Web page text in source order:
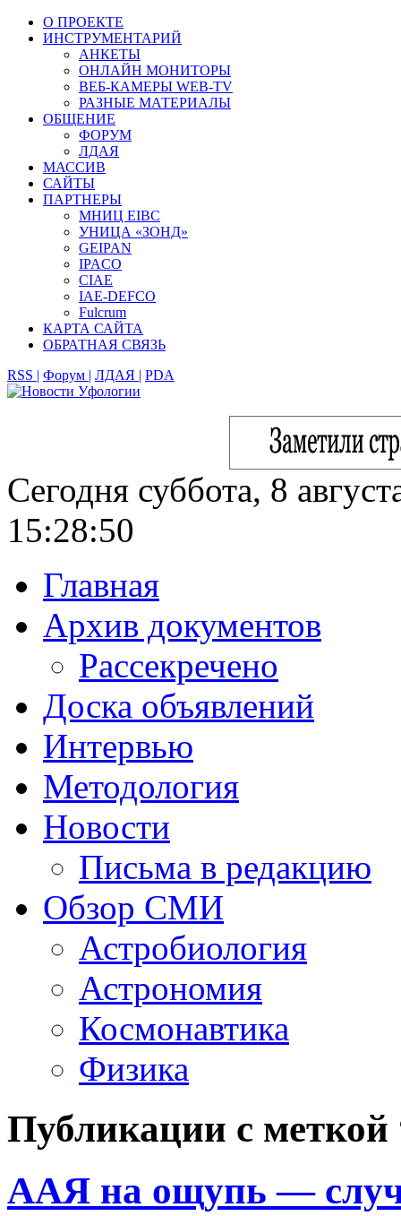
О ПРОЕКТЕ
ИНСТРУМЕНТАРИЙ
АНКЕТЫ
ОНЛАЙН МОНИТОРЫ
ВЕБ-КАМЕРЫ WEB-TV
РАЗНЫЕ МАТЕРИАЛЫ
ОБЩЕНИЕ
ФОРУМ
ЛДАЯ
МАССИВ
САЙТЫ
ПАРТНЕРЫ
МНИЦ EIBC
УНИЦА «ЗОНД»
GEIPAN
IPACO
CIAE
IAE-DEFCO
Fulcrum
КАРТА САЙТА
ОБРАТНАЯ СВЯЗЬ
RSS | Форум | ЛДАЯ | PDA
Сегодня суббота, 8
15:28:51
Главная
Архив документов
Рассекречено
Доска объявлений
Интервью
Методология
Новости
Письма в редакцию
Обзор СМИ
Астробиология
Астрономия
Космонавтика
Физика
Публикации с меткой
ААЯ на ощупь —